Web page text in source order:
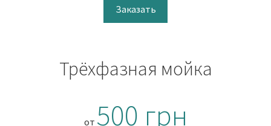
Заказать
Трёхфазная мойка
от 500 грн